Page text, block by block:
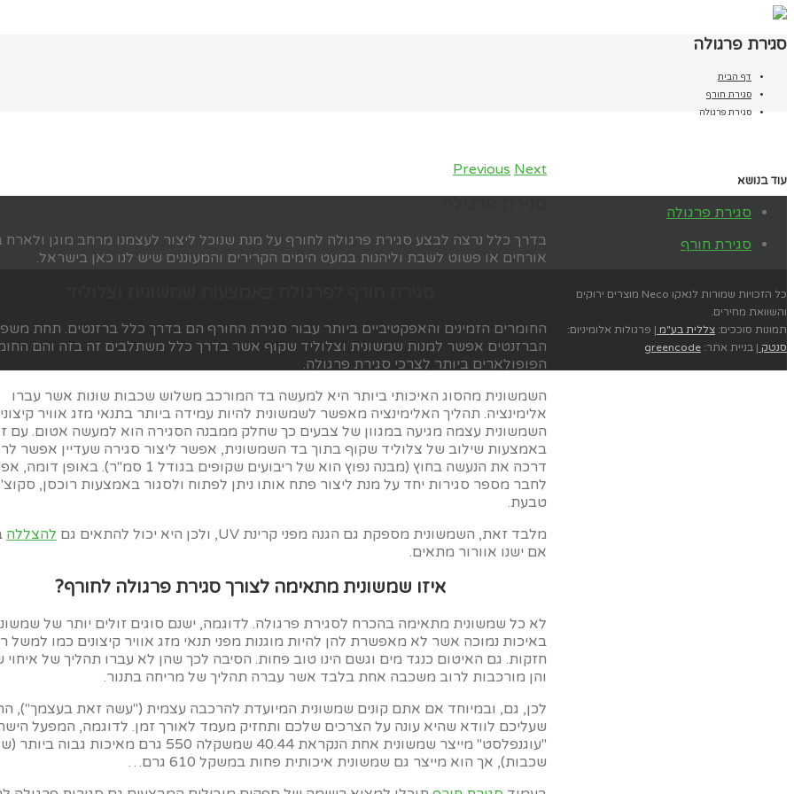
סגירת פרגולה
דף הבית
סגירת חורף
סגירת פרגולה
Previous Next
בדרך כלל נרצה לבצע סגירת פרגולה לחורף על מנת שנוכל ליצור לעצמנו מרחב מוגן ולארח
אורחים או פשוט לשבת וליהנות במעט הימים הקרירים והמעוננים שיש לנו כאן בישראל.
החומרים הזמינים והאפקטיביים ביותר עבור סגירת החורף הם בדרך כלל ברזנטים. תחת
הברזנטים אפשר למנות שמשונית וצלוליד שקוף אשר בדרך כלל משתלבים זה בזה והם
הפופולארים ביותר לצרכי סגירת פרגולה.
השמשונית מהסוג האיכותי ביותר היא למעשה בד המורכב משלוש שכבות שונות אשר עברו
אלימינציה. תהליך האלימינציה מאפשר לשמשונית להיות עמידה ביותר בתנאי מזג אוויר
השמשונית עצמה מגיעה במגוון של צבעים כך שחלק ממבנה הסגירה הוא למעשה אטום. עם
באמצעות שילוב של צלוליד שקוף בתוך בד השמשונית, אפשר ליצור סגירה שעדיין אפשר
דרכה את הנעשה בחוץ (מבנה נפוץ הוא של ריבועים שקופים בגודל 1 סמ"ר). באופן
לחבר מספר סגירות יחד על מנת ליצור פתח אותו ניתן לפתוח ולסגור באמצעות רוכסן,
טבעת.
מלבד זאת, השמשונית מספקת גם הגנה מפני קרינת UV, ולכן היא יכול להתאים גם
להצללה
אם ישנו אוורור מתאים.
איזו שמשונית מתאימה לצורך סגירת פרגולה לחורף?
לא כל שמשונית מתאימה בהכרח לסגירת פרגולה. לדוגמה, ישנם סוגים זולים יותר של
באיכות נמוכה אשר לא מאפשרת להן להיות מוגנות מפני תנאי מזג אוויר קיצונים כמו למשל
חזקות. גם האיטום כנגד מים וגשם הינו טוב פחות. הסיבה לכך שהן לא עברו תהליך של איחוי
והן מורכבות לרוב משכבה אחת בלבד אשר עברה תהליך של מריחה בתנור.
לכן, גם, ובמיוחד אם אתם קונים שמשונית המיועדת להרכבה עצמית ("עשה זאת בעצמך"),
שעליכם לוודא שהיא עונה על הצרכים שלכם ותחזיק מעמד לאורך זמן. לדוגמה, המפעל
"עוגנפלסט" מייצר שמשונית אחת הנקראת 40.44 שמשקלה 550 גרם מאיכות
שכבות), אך הוא מייצר גם שמשונית איכותית פחות במשקל 610 גרם…
עוד בנושא
סגירת פרגולה
סגירת חורף
כל הזכויות שמורות לנאקו Neco מוצרים ירוקים
והשוואת מחירים.
תמונות סוככים: צללית בע"מ | פרגולות אלומיניום:
סנטק | בניית אתר: greencode